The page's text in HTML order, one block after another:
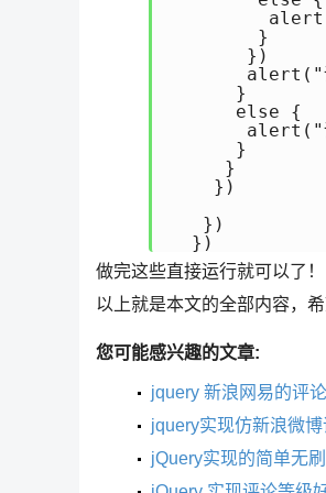
        }
       })
alert("
      }
      else {
alert("
      }
     }
    })
   })
做完这些直接运行就可以了！
以上就是本文的全部内容，
您可能感兴趣的文章:
jquery 新浪网易的评
jquery实现仿新浪微
jQuery实现的简单无